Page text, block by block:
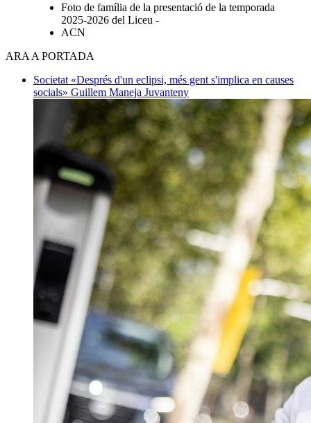
Foto de família de la presentació de la temporada
2025-2026 del Liceu -
ACN
ARA A PORTADA
Societat «Després d'un eclipsi, més gent s'implica en causes
socials» Guillem Maneja Juvanteny